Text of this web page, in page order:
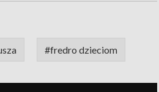
#fredro dzieciom